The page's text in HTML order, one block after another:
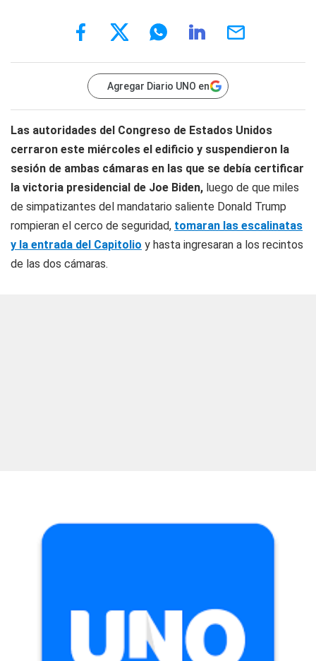
Agregar Diario UNO en
Las autoridades del Congreso de Estados Unidos
cerraron este miércoles el edificio y suspendieron la
sesión de ambas cámaras en las que se debía certificar
la victoria presidencial de Joe Biden, luego de que miles
de simpatizantes del mandatario saliente Donald Trump
rompieran el cerco de seguridad, tomaran las escalinatas
y la entrada del Capitolio y hasta ingresaran a los recintos
de las dos cámaras.